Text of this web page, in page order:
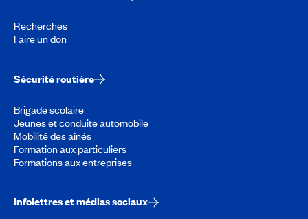
Recherches
Faire un don
Sécurité routière
Brigade scolaire
Jeunes et conduite automobile
Mobilité des aînés
Formation aux particuliers
Formations aux entreprises
Infolettres et médias sociaux